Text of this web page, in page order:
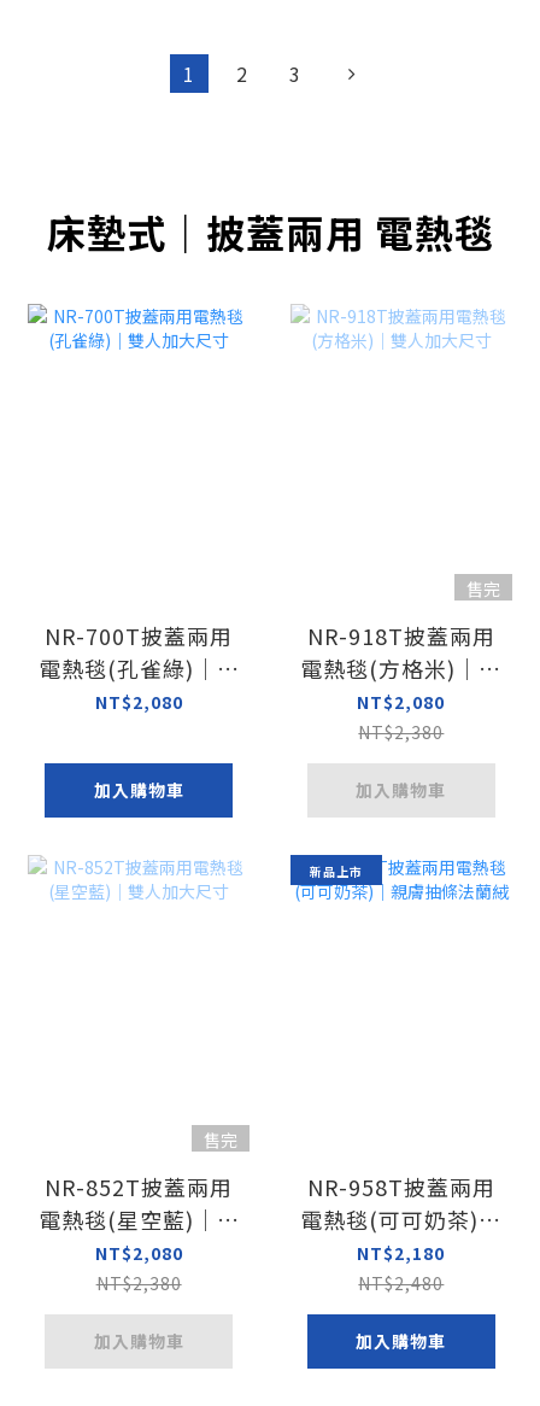
1 2 3
床墊式｜披蓋兩用 電熱毯
NR-700T披蓋兩用
電熱毯(孔雀綠)｜雙
人加大尺寸
NT$2,080
加入購物車
售完
NR-918T披蓋兩用
電熱毯(方格米)｜雙
人加大尺寸
NT$2,080
NT$2,380
加入購物車
售完
NR-852T披蓋兩用
電熱毯(星空藍)｜雙
人加大尺寸
NT$2,080
NT$2,380
加入購物車
新品上市
NR-958T披蓋兩用
電熱毯(可可奶茶)｜
親膚抽條法蘭絨
NT$2,180
NT$2,480
加入購物車